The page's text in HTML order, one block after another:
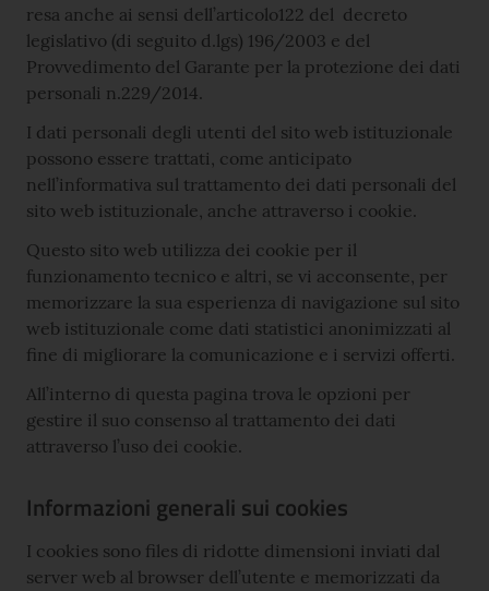
resa anche ai sensi dell’articolo122 del decreto
legislativo (di seguito d.lgs) 196/2003 e del
Provvedimento del Garante per la protezione dei dati
personali n.229/2014.
I dati personali degli utenti del sito web istituzionale
possono essere trattati, come anticipato
nell’informativa sul trattamento dei dati personali del
sito web istituzionale, anche attraverso i cookie.
Questo sito web utilizza dei cookie per il
funzionamento tecnico e altri, se vi acconsente, per
memorizzare la sua esperienza di navigazione sul sito
web istituzionale come dati statistici anonimizzati al
fine di migliorare la comunicazione e i servizi offerti.
All’interno di questa pagina trova le opzioni per
gestire il suo consenso al trattamento dei dati
attraverso l’uso dei cookie.
Informazioni generali sui cookies
I cookies sono files di ridotte dimensioni inviati dal
server web al browser dell’utente e memorizzati da